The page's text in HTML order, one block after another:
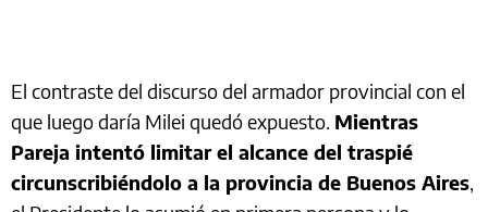
El contraste del discurso del armador provincial con el
que luego daría Milei quedó expuesto. Mientras
Pareja intentó limitar el alcance del traspié
circunscribiéndolo a la provincia de Buenos Aires,